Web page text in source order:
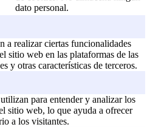
dato personal.
a realizar ciertas funcionalidades
sitio web en las plataformas de las
y otras características de terceros.
para entender y analizar los
sitio web, lo que ayuda a ofrecer
a los visitantes.